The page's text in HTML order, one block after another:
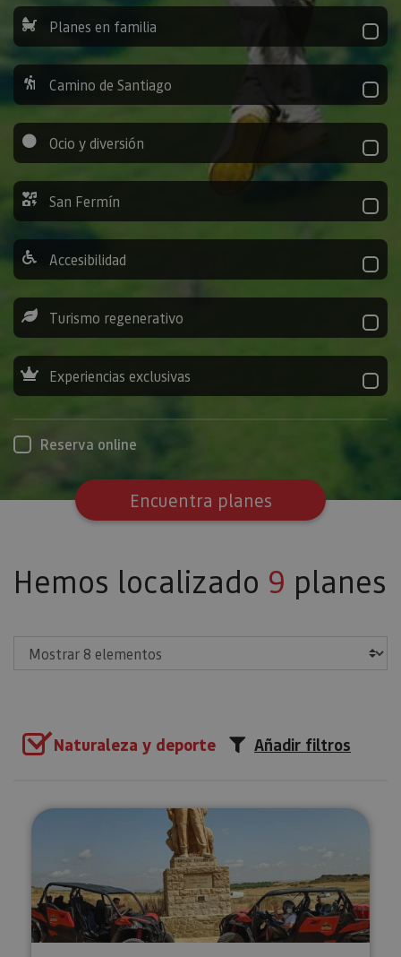
Planes en familia
Camino de Santiago
Ocio y diversión
San Fermín
Accesibilidad
Turismo regenerativo
Experiencias exclusivas
Reserva online
Encuentra planes
Hemos localizado 9 planes
Naturaleza y deporte Añadir filtros
Ruta en Buggies por las